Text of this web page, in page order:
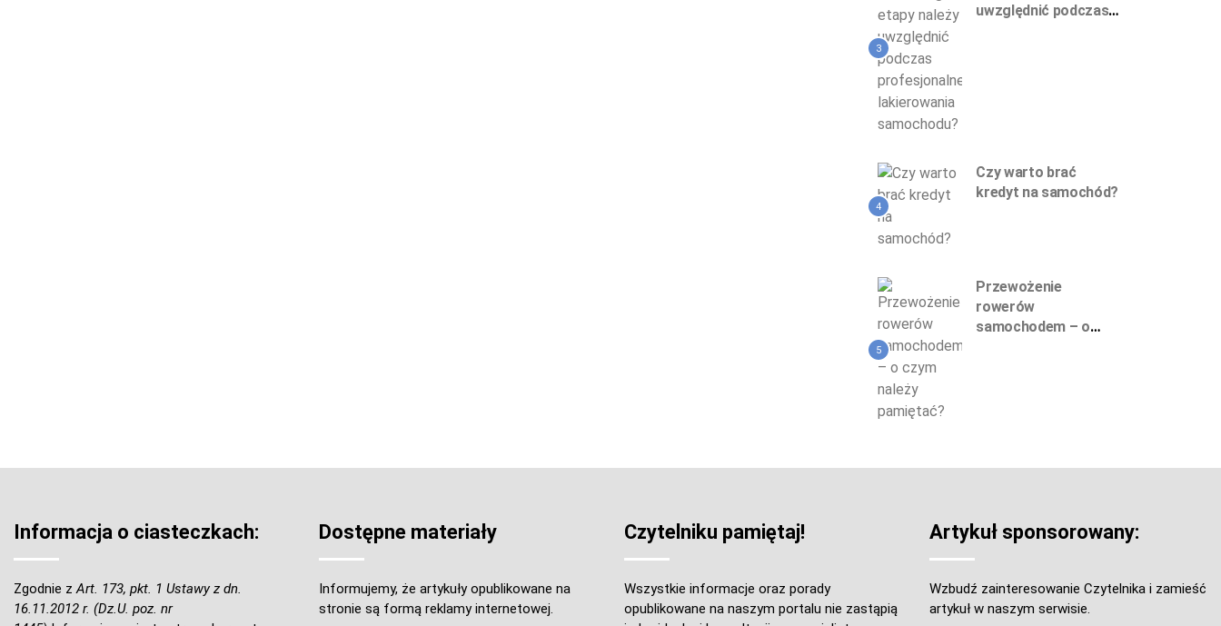
3
uwzględnić podczas
4
Czy warto brać
kredyt na samochód?
5
Przewożenie
rowerów
samochodem – o
Informacja o ciasteczkach:
Zgodnie zArt. 173, pkt. 1 Ustawy z dn.
16.11.2012 r. (Dz.U. poz. nr
Dostępne materiały
Informujemy, że artykuły opublikowane na
stronie są formą reklamy internetowej.
Czytelniku pamiętaj!
Wszystkie informacje oraz porady
opublikowane na naszym portalu nie zastąpią
Artykuł sponsorowany:
Wzbudź zainteresowanie Czytelnika i zamieść
artykuł w naszym serwisie.